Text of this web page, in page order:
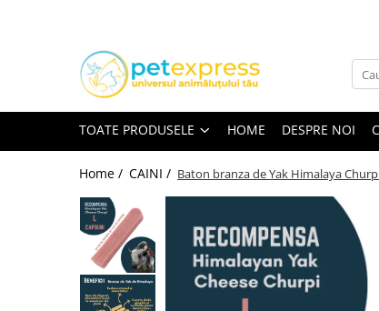
Toate Produsele
Hamuri
HRANA UMEDA
TOATE PRODUSELE HOME DESPRE NOI
Home / CAINI / Baton branza de Yak Himalaya